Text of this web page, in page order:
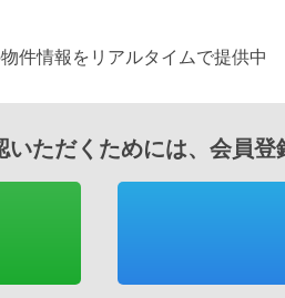
件情報をリアルタイムで提供中
ただくためには、会員登